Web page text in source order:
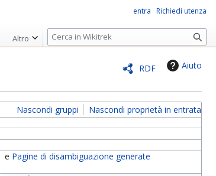
RDF Aiuto
Nascondi gruppi
Nascondi proprietà in entrata
e Pagine di disambiguazione generate
entra Richiedi utenza
Altro
R
i
r
c
a